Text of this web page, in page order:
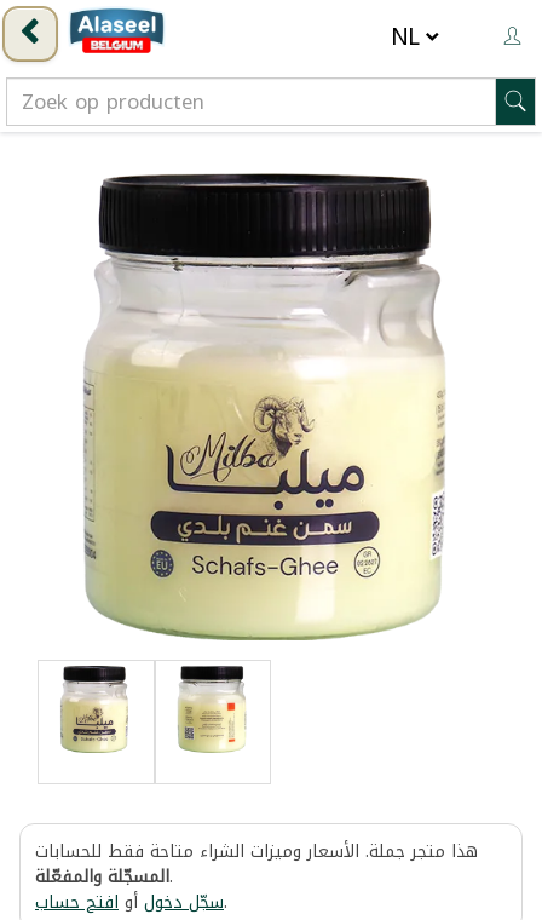
هذا متجر جملة. الأسعار وميزات الشراء متاحة فقط للحسابات
المسجّلة والمفعّلة.
سجّل دخولأوافتح حساب .